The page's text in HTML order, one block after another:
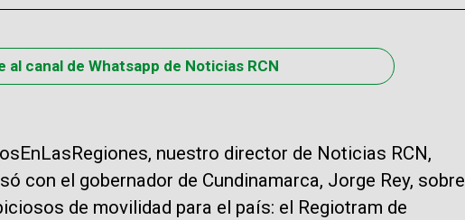
al canal de Whatsapp de Noticias RCN
nuestro director de Noticias RCN,
con el gobernador de Cundinamarca, Jorge Rey, sobre
de movilidad para el país: el Regiotram de